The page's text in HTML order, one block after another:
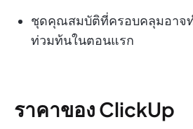
ชุดคุณสมบัติที่ครอบคลุมอาจ
ท่วมท้นในตอนแรก
ราคาของ ClickUp